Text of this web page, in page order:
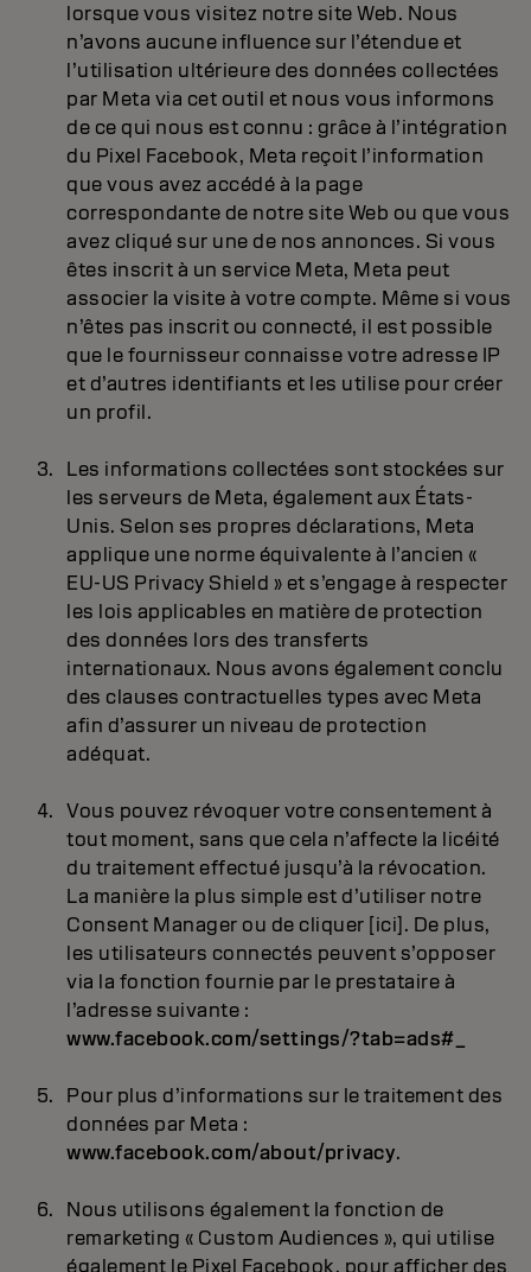
lorsque vous visitez notre site Web. Nous
n’avons aucune influence sur l’étendue et
l’utilisation ultérieure des données collectées
par Meta via cet outil et nous vous informons
de ce qui nous est connu : grâce à l’intégration
du Pixel Facebook, Meta reçoit l’information
que vous avez accédé à la page
correspondante de notre site Web ou que vous
avez cliqué sur une de nos annonces. Si vous
êtes inscrit à un service Meta, Meta peut
associer la visite à votre compte. Même si vous
n’êtes pas inscrit ou connecté, il est possible
que le fournisseur connaisse votre adresse IP
et d’autres identifiants et les utilise pour créer
un profil.
Les informations collectées sont stockées sur
les serveurs de Meta, également aux États-
Unis. Selon ses propres déclarations, Meta
applique une norme équivalente à l’ancien «
EU-US Privacy Shield » et s’engage à respecter
les lois applicables en matière de protection
des données lors des transferts
internationaux. Nous avons également conclu
des clauses contractuelles types avec Meta
afin d’assurer un niveau de protection
adéquat.
Vous pouvez révoquer votre consentement à
tout moment, sans que cela n’affecte la licéité
du traitement effectué jusqu’à la révocation.
La manière la plus simple est d’utiliser notre
Consent Manager ou de cliquer [ici]. De plus,
les utilisateurs connectés peuvent s’opposer
via la fonction fournie par le prestataire à
l’adresse suivante :
www.facebook.com/settings/?tab=ads#_
Pour plus d’informations sur le traitement des
données par Meta :
www.facebook.com/about/privacy.
Nous utilisons également la fonction de
remarketing « Custom Audiences », qui utilise